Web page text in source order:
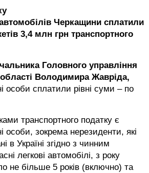
Черкащини сплатили
3,4 млн грн транспортного
Головного управління
Володимира Жавріда,
особи сплатили рівні суми – по
транспортного податку є
особи, зокрема нерезиденти, які
в Україні згідно з чинним
легкові автомобілі, з року
не більше 5 років (включно) та